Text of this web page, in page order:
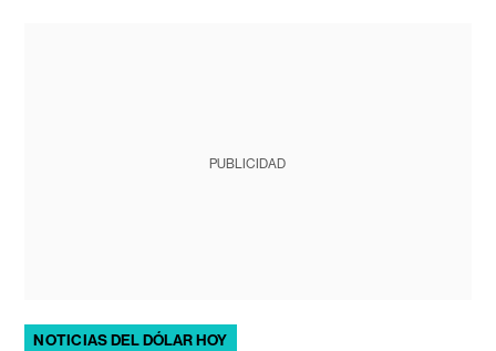
PUBLICIDAD
NOTICIAS DEL DÓLAR HOY